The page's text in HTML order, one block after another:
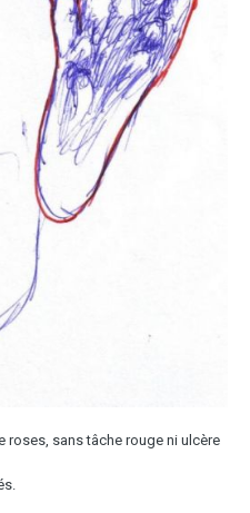
roses, sans tâche rouge ni ulcère